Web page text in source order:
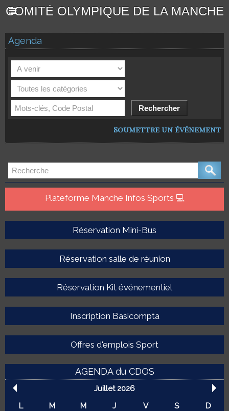
COMITÉ OLYMPIQUE DE LA MANCHE
Agenda
Soumettre un événement
Plateforme Manche Infos Sports 💻
Réservation Mini-Bus
Réservation salle de réunion
Réservation Kit événementiel
Inscription Basicompta
Offres d'emplois Sport
AGENDA du CDOS
Juillet 2026
L
M M J V S
D